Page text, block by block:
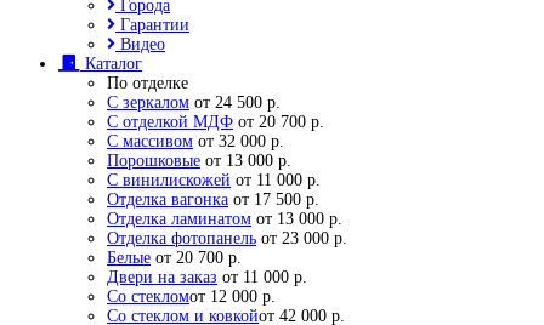
Города
Гарантии
Видео
Каталог
По отделке
С зеркалом от 24 500 р.
С отделкой МДФ от 20 700 р.
С массивом от 32 000 р.
Порошковые от 13 000 р.
С винилискожей от 11 000 р.
Отделка вагонка от 17 500 р.
Отделка ламинатом от 13 000 р.
Отделка фотопанель от 23 000 р.
Белые от 20 700 р.
Двери на заказ от 11 000 р.
Со стекломот 12 000 р.
Со стеклом и ковкойот 42 000 р.